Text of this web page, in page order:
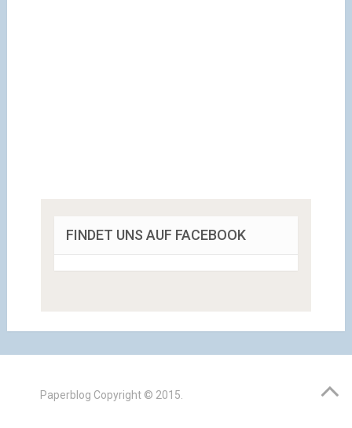
FINDET UNS AUF FACEBOOK
Paperblog Copyright © 2015.